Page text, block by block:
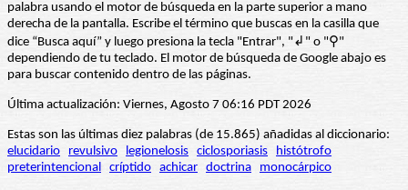
palabra usando el motor de búsqueda en la parte superior a mano
derecha de la pantalla. Escribe el término que buscas en la casilla que
dice “Busca aquí” y luego presiona la tecla "Entrar", "↲" o "⚲"
dependiendo de tu teclado. El motor de búsqueda de Google abajo es
para buscar contenido dentro de las páginas.
Última actualización: Viernes, Agosto 7 06:16 PDT 2026
Estas son las últimas diez palabras (de 15.865) añadidas al diccionario:
elucidario
revulsivo legionelosis ciclosporiasis
histótrofo
preterintencional críptido achicar doctrina monocárpico